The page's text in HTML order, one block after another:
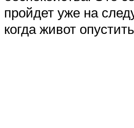
пройдет уже на
когда живот